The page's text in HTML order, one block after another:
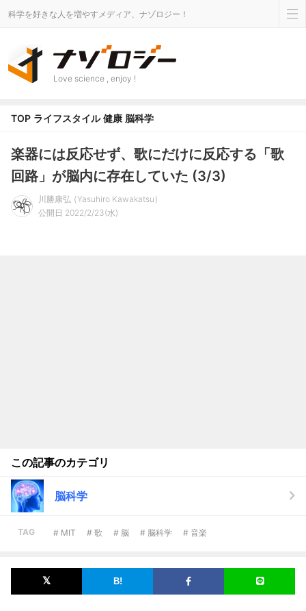
科学を好きな人を増やすメディア、ナゾロジー！
Love science , enjoy !
TOP ライフスタイル 健康 脳科学
楽器には反応せず、歌にだけに反応する「歌
回路」が脳内に存在していた (3/3)
川勝康弘
Yasuhiro Kawakatsu
公開日 2022/2/23(水)
この記事のカテゴリ
脳科学
TAG # MIT # 歌 # 脳 # 脳科学 # 音楽